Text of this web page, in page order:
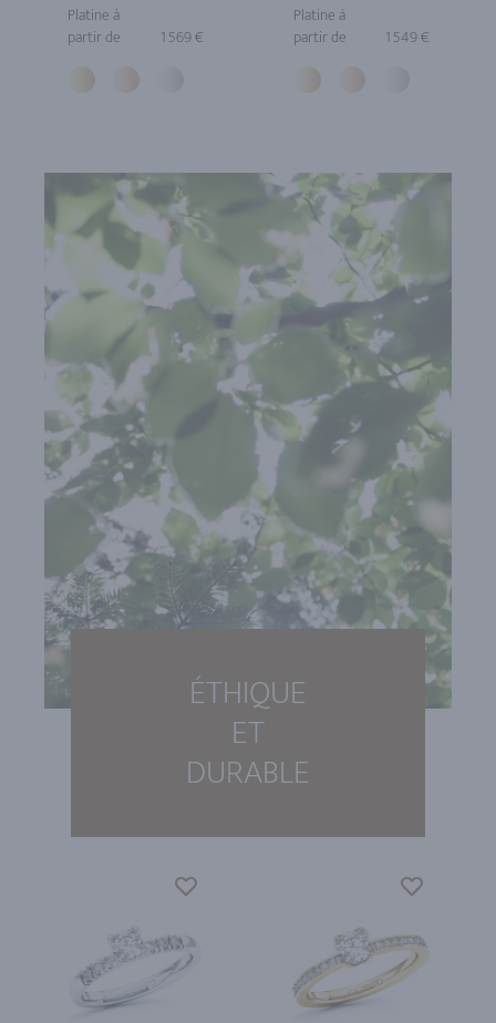
Platine à
partir de
1 569 €
Platine à
partir de
1 549 €
ÉTHIQUE
ET
DURABLE